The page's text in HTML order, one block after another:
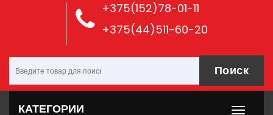
+375(152)78-01-11
+375(44)511-60-20
Поиск
КАТЕГОРИИ